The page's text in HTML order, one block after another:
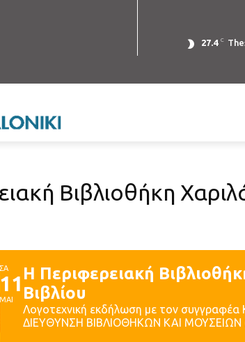
27.4 C
Βιβλιοθήκη
ΣΑ
11
ΜΑΙ
Η Περιφερειακή
Βιβλίου
Λογοτεχνική εκδήλωση με τον
ΔΙΕΥΘΥΝΣΗ ΒΙΒΛΙΟΘΗΚΩΝ ΚΑΙ ΜΟΥΣΕΙΩΝ